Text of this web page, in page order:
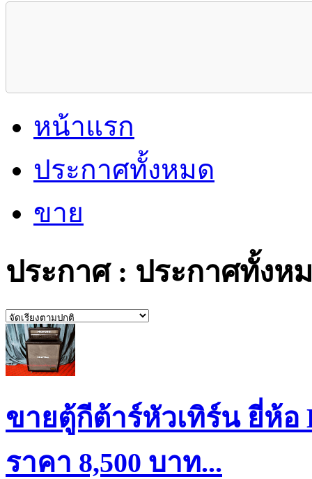
หน้าแรก
ประกาศทั้งหมด
ขาย
ประกาศ : ประกาศทั้งห
ขายตู้กีต้าร์หัวเทิร์น ยี่ห้อ
ราคา 8,500 บาท...